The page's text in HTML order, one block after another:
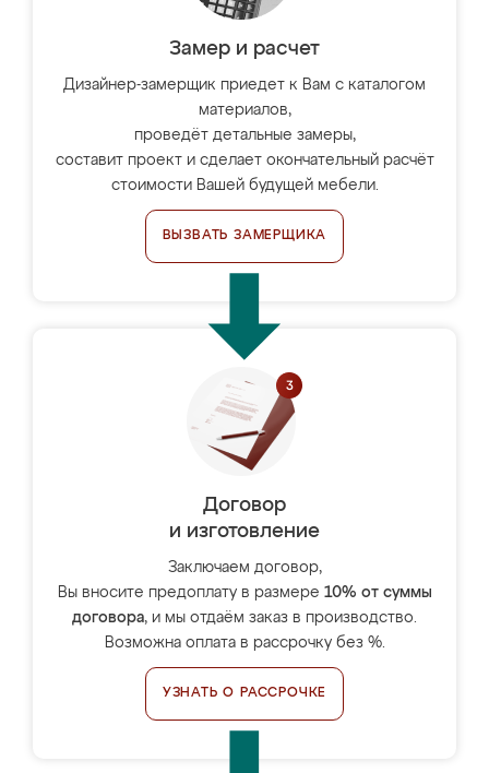
Замер и расчет
Дизайнер-замерщик приедет к Вам с каталогом
материалов,
проведёт детальные замеры,
составит проект и сделает окончательный расчёт
стоимости Вашей будущей мебели.
ВЫЗВАТЬ ЗАМЕРЩИКА
Договор
и изготовление
Заключаем договор,
Вы вносите предоплату в размере 10% от суммы
договора, и мы отдаём заказ в производство.
Возможна оплата в рассрочку без %.
УЗНАТЬ О РАССРОЧКЕ